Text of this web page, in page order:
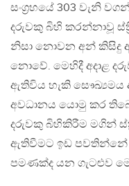
සංග‍්‍රහයේ 303 වැනි
දරුවකු බිහි කරන්නාවූ
නිසා නොවන අන් කිසිදු
නොවේ. මෙහිදී අදාළ
ඇතිවිය හැකි සෞඛ්‍යමය
අවධානය යොමු කර
දරුවකු බිහිකිරීම මගින්
ඇතිවීමට ඉඩ
පමණක්ද යන ගැටළුව